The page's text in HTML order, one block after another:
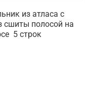
из атласа с
сшиты полосой на
5 строк